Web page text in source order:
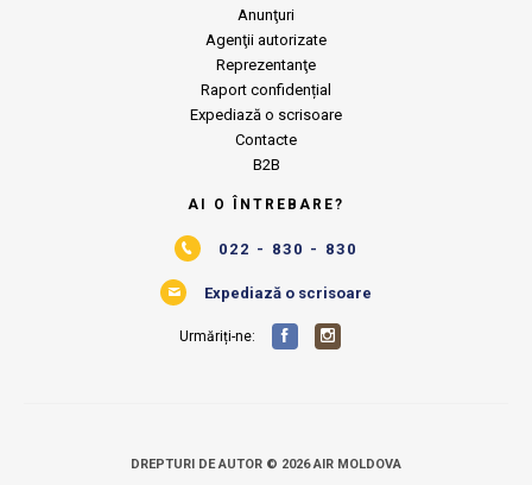
Anunţuri
Agenţii autorizate
Reprezentanţe
Raport confidențial
Expediază o scrisoare
Contacte
B2B
AI O ÎNTREBARE?
022 - 830 - 830
Expediază o scrisoare
Urmăriți-ne:
DREPTURI DE AUTOR © 2026 AIR MOLDOVA